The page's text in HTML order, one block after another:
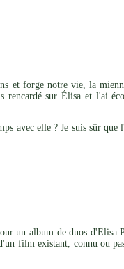
et forge notre vie, la
rencardé sur Élisa et l'ai
avec elle ? Je suis sûr
un album de duos d'Elisa
film existant, connu ou